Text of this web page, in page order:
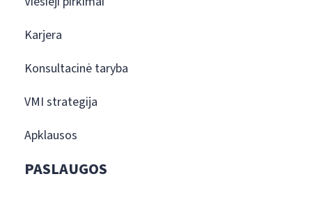
Karjera
Konsultacinė taryba
VMI strategija
Apklausos
PASLAUGOS